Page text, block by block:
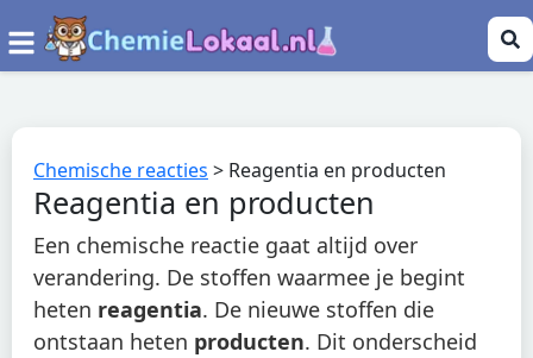
Chemische reacties > Reagentia en producten
Reagentia en producten
Een chemische reactie gaat altijd over
verandering. De stoffen waarmee je begint
heten reagentia. De nieuwe stoffen die
ontstaan heten producten. Dit onderscheid